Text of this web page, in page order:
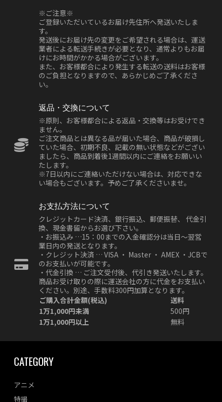
※ご注意※
ご登録いただいているお届け先住所へ発送いたしま
す。
発送後にお届け先の変更をご希望される場合は、運送
業者による転送手続きが必要となり、通常よりもお届
けにお時間がかかる場合がございます。
また、お客様都合により発生する転送の送料はお客様
のご負担となりますので、あらかじめご了承くださ
い。
返品・交換について
※原則、お客様都合による返品・交換等はお受けでき
ません。
ご注文商品とは異なる品が届いた場合、商品が破損し
ていた場合、初期不良、記載の無い状態などがござい
ましたら、商品到着後1週間以内にご連絡をお願いい
たします。
※7日以内にご連絡いただけない場合は、対応できな
い場合もございます。予めご了承くださいませ。
お支払方法について
クレジットカード決済、銀行振込、郵便振替、 代金引
換、現金書留からお選び下さい。
・お振込み …15：00までの入金確認分は当日～翌営
業日内の発送となります。
・クレジット決済 … VISA ・ Master ・ AMEX ・JCBで
のお支払いが可能です。
・代金引換 … ご注文受付後、代引き発送いたします。
商品お受け取りの際に運送会社の方に代金をお支払い
ください。別途、手数料300円加算となります。
ご購入合計金額(税込)
送料
1万1,000円未満
500円
1万1,000円以上
無料
CATEGORY
アニメ
特撮